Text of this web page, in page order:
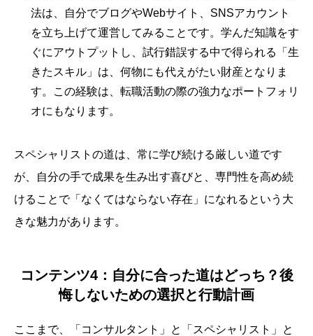
法は、自分でブログやWebサイト、SNSアカウント
を立ち上げて運営してみることです。学んだ知識をす
ぐにアウトプットし、試行錯誤する中で得られる「生
きたスキル」は、何物にも代えがたい財産となりま
す。この経験は、転職活動の際の強力なポートフォリ
オにもなります。
スペシャリストの道は、常に学び続ける厳しい道です
が、自分の手で成果を生み出す喜びと、専門性を高め続
けることで「なくてはならない存在」になれるという大
きな魅力があります。
コンテンツ4：自分に合った道はどっち？後
悔しないための選択と行動計画
ここまで、「コンサルタント」と「スペシャリスト」と